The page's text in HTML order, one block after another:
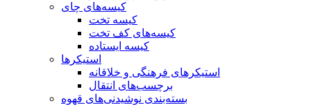
کیسه‌های چای
کیسه تخت
کیسه‌های کف تخت
کیسه ایستاده
استیکرها
استیکرهای فرهنگی و خلاقانه
برچسب‌های انتقال
بسته‌بندی نوشیدنی‌های قهوه